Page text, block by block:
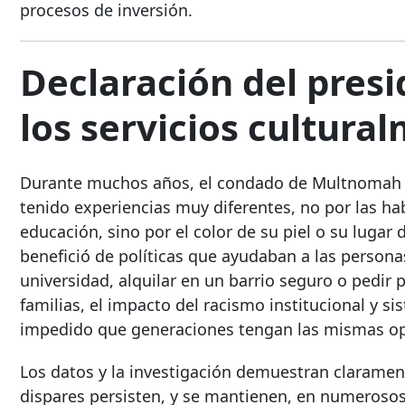
procesos de inversión.
Declaración del
los servicios
Durante muchos años, el condado de
tenido experiencias muy diferentes, no por las
educación, sino por el color de su piel o su
benefició de políticas que ayudaban a las
universidad, alquilar en un barrio seguro o pedir
familias, el impacto del racismo institucional y
impedido que generaciones tengan las mismas
Los datos y la investigación demuestran
dispares persisten, y se mantienen, en